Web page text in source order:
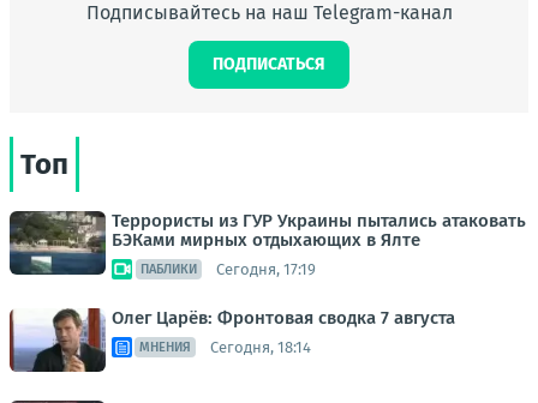
Подписывайтесь на наш Telegram-канал
ПОДПИСАТЬСЯ
Топ
Террористы из ГУР Украины пытались атаковать
БЭКами мирных отдыхающих в Ялте
ПАБЛИКИ Сегодня, 17:19
Олег Царёв: Фронтовая сводка 7 августа
МНЕНИЯ Сегодня, 18:14